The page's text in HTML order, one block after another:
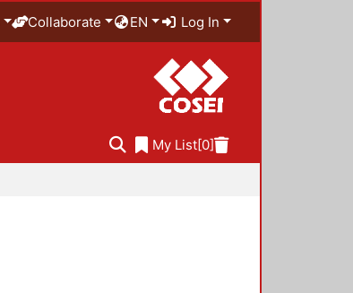
Collaborate EN Log In
My List[0]